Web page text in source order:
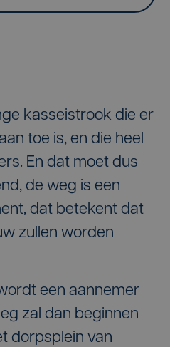
kasseistrook die er
toe is, en die heel
En dat moet dus
de weg is een
dat betekent dat
zullen worden
een aannemer
zal dan beginnen
dorpsplein van